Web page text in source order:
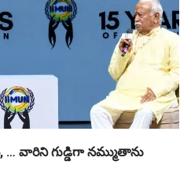
వారిని గుడ్డిగా నమ్ముతాను